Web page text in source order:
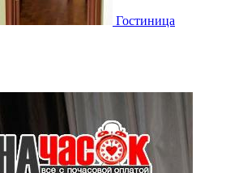
Гостиница